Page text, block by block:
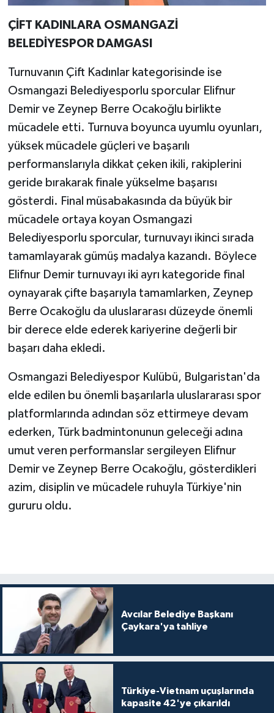
ÇİFT KADINLARA OSMANGAZİ
BELEDİYESPOR DAMGASI
Turnuvanın Çift Kadınlar kategorisinde ise
Osmangazi Belediyesporlu sporcular Elifnur
Demir ve Zeynep Berre Ocakoğlu birlikte
mücadele etti. Turnuva boyunca uyumlu oyunları,
yüksek mücadele güçleri ve başarılı
performanslarıyla dikkat çeken ikili, rakiplerini
geride bırakarak finale yükselme başarısı
gösterdi. Final müsabakasında da büyük bir
mücadele ortaya koyan Osmangazi
Belediyesporlu sporcular, turnuvayı ikinci sırada
tamamlayarak gümüş madalya kazandı. Böylece
Elifnur Demir turnuvayı iki ayrı kategoride final
oynayarak çifte başarıyla tamamlarken, Zeynep
Berre Ocakoğlu da uluslararası düzeyde önemli
bir derece elde ederek kariyerine değerli bir
başarı daha ekledi.
Osmangazi Belediyespor Kulübü, Bulgaristan'da
elde edilen bu önemli başarılarla uluslararası spor
platformlarında adından söz ettirmeye devam
ederken, Türk badmintonunun geleceği adına
umut veren performanslar sergileyen Elifnur
Demir ve Zeynep Berre Ocakoğlu, gösterdikleri
azim, disiplin ve mücadele ruhuyla Türkiye'nin
gururu oldu.
Avcılar Belediye Başkanı
Çaykara'ya tahliye
Türkiye-Vietnam uçuşlarında
kapasite 42'ye çıkarıldı